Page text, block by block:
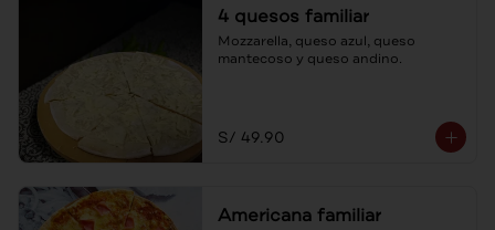
4 quesos familiar
Mozzarella, queso azul, queso
mantecoso y queso andino.
S/ 49.90
Americana familiar